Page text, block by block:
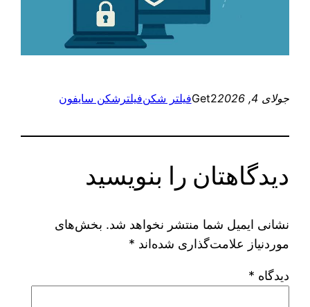
جولای 4, 2026 Get2فیلتر شکنفیلترشکن سایفون
دیدگاهتان را بنویسید
نشانی ایمیل شما منتشر نخواهد شد. بخش‌های
موردنیاز علامت‌گذاری شده‌اند *
دیدگاه *